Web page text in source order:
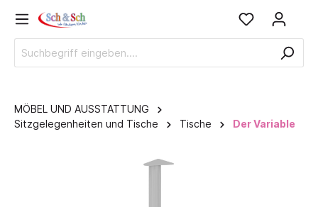
MÖBEL UND AUSSTATTUNG
Sitzgelegenheiten und Tische
Tische Der Variable